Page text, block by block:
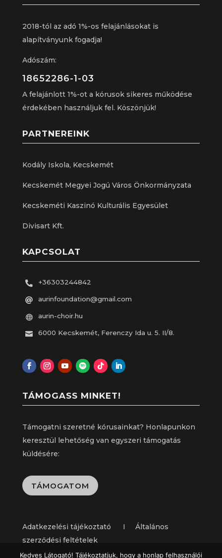
2018-tól az adó 1%-os felajánlásokat is
alapítványunk fogadja!
Adószám:
18652286-1-03
A felajánlott 1%-ot a kórusok sikeres működése
érdekében használjuk fel. Köszönjük!
PARTNEREINK
Kodály Iskola, Kecskemét
Kecskemét Megyei Jogú Város Önkormányzata
Kecskeméti Kaszinó Kulturális Egyesület
Divisart Kft.
KAPCSOLAT
 +36303244842
 aurinfoundation@gmail.com
 aurin-choir.hu
 6000 Kecskemét, Ferenczy Ida u. 5. II/8.
TÁMOGASS MINKET!
Támogatni szeretné kórusainkat? Honlapunkon
keresztül lehetőség van egyszeri támogatás
küldésére:
TÁMOGATOM
Adatkezelési tájékoztató I Általános
szerződési feltételek
Kedves Látogató! Tájékoztatjuk, hogy a honlap felhasználói